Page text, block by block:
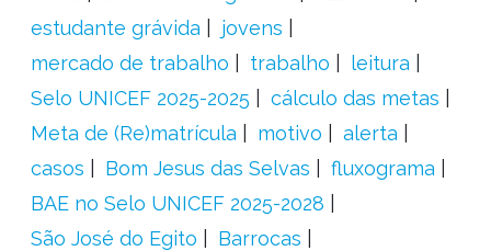
estudante grávida
jovens
mercado de trabalho
trabalho
leitura
Selo UNICEF 2025-2025
cálculo das metas
Meta de (Re)matrícula
motivo
alerta
casos
Bom Jesus das Selvas
fluxograma
BAE no Selo UNICEF 2025-2028
São José do Egito
Barrocas